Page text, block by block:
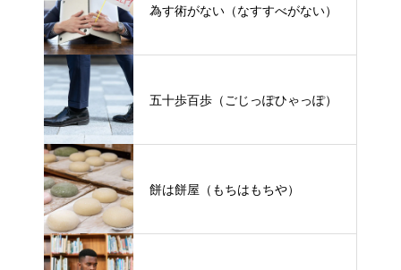
為す術がない（なすすべがない）
五十歩百歩（ごじっぽひゃっぽ）
餅は餅屋（もちはもちや）